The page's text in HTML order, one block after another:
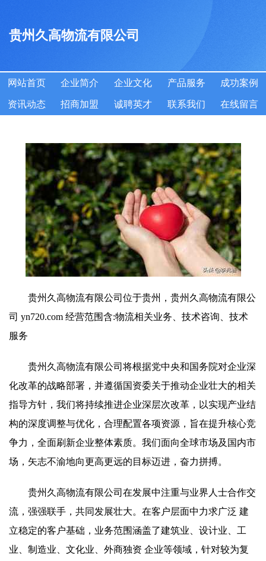
贵州久高物流有限公司
网站首页 企业简介 企业文化 产品服务 成功案例
资讯动态 招商加盟 诚聘英才 联系我们 在线留言
贵州久高物流有限公司位于贵州，贵州久高物流有限公
司 yn720.com 经营范围含:物流相关业务、技术咨询、技术
服务
贵州久高物流有限公司将根据党中央和国务院对企业深
化改革的战略部署，并遵循国资委关于推动企业壮大的相关
指导方针，我们将持续推进企业深层次改革，以实现产业结
构的深度调整与优化，合理配置各项资源，旨在提升核心竞
争力，全面刷新企业整体素质。我们面向全球市场及国内市
场，矢志不渝地向更高更远的目标迈进，奋力拼搏。
贵州久高物流有限公司在发展中注重与业界人士合作交
流，强强联手，共同发展壮大。在客户层面中力求广泛 建
立稳定的客户基础，业务范围涵盖了建筑业、设计业、工
业、制造业、文化业、外商独资 企业等领域，针对较为复